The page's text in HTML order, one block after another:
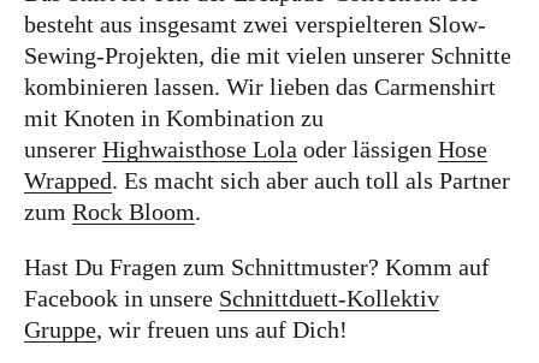
besteht aus insgesamt zwei verspielteren Slow-
Sewing-Projekten, die mit vielen unserer Schnitte
kombinieren lassen. Wir lieben das Carmenshirt
mit Knoten in Kombination zu
unserer Highwaisthose Lola oder lässigen Hose
Wrapped. Es macht sich aber auch toll als Partner
zum Rock Bloom.
Hast Du Fragen zum Schnittmuster? Komm auf
Facebook in unsere Schnittduett-Kollektiv
Gruppe, wir freuen uns auf Dich!